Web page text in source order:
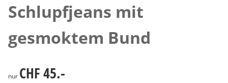
Schlupfjeans mit
gesmoktem Bund
CHF 45.-
nur CHF 45.-